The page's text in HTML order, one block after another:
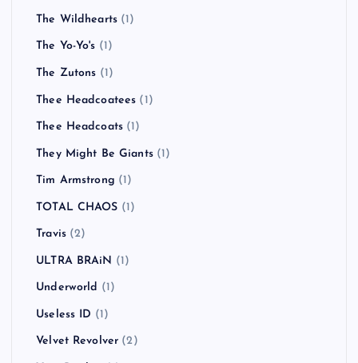
The Wildhearts (1)
The Yo-Yo's (1)
The Zutons (1)
Thee Headcoatees (1)
Thee Headcoats (1)
They Might Be Giants(1)
Tim Armstrong (1)
TOTAL CHAOS (1)
Travis(2)
ULTRA BRAiN (1)
Underworld (1)
Useless ID (1)
Velvet Revolver (2)